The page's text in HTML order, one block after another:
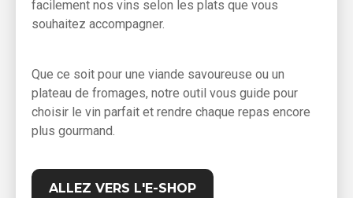
facilement nos vins selon les plats que vous
souhaitez accompagner.
Que ce soit pour une viande savoureuse ou un
plateau de fromages, notre outil vous guide pour
choisir le vin parfait et rendre chaque repas encore
plus gourmand.
ALLEZ VERS L'E-SHOP